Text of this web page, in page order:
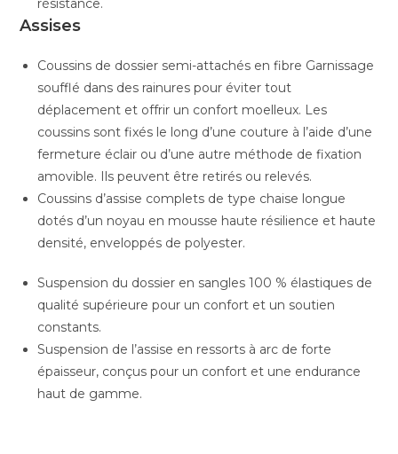
résistance.
Assises
Coussins de dossier semi-attachés en fibre Garnissage
soufflé dans des rainures pour éviter tout
déplacement et offrir un confort moelleux. Les
coussins sont fixés le long d’une couture à l’aide d’une
fermeture éclair ou d’une autre méthode de fixation
amovible. Ils peuvent être retirés ou relevés.
Coussins d’assise complets de type chaise longue
dotés d’un noyau en mousse haute résilience et haute
densité, enveloppés de polyester.
Suspension du dossier en sangles 100 % élastiques de
qualité supérieure pour un confort et un soutien
constants.
Suspension de l’assise en ressorts à arc de forte
épaisseur, conçus pour un confort et une endurance
haut de gamme.